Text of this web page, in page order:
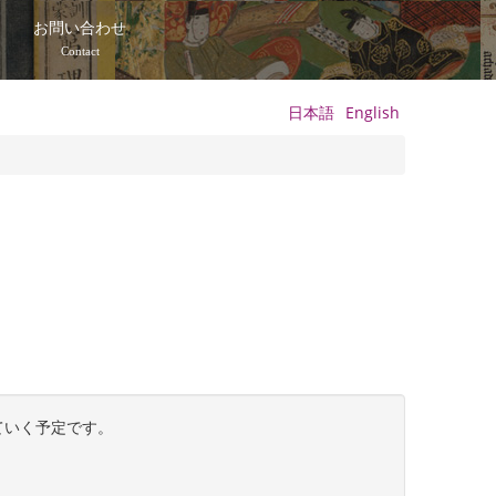
お問い合わせ
Contact
日本語 English
く予定です。